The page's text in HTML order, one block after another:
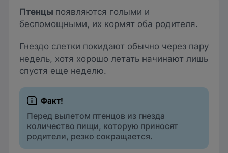
Птенцы появляются голыми и
беспомощными, их кормят оба родителя.
Гнездо слетки покидают обычно через пару
недель, хотя хорошо летать начинают лишь
спустя еще неделю.
Перед вылетом птенцов из гнезда
количество пищи, которую приносят
родители, резко сокращается.